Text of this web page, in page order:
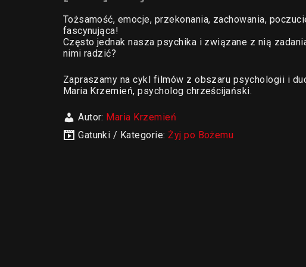
Tożsamość, emocje, przekonania, zachowania,
fascynująca!
Często jednak nasza psychika i związane z nią
nimi radzić?
Zapraszamy na cykl filmów z obszaru psychologii i
Maria Krzemień, psycholog chrześcijański.
Autor: Maria Krzemień
Gatunki / Kategorie:Żyj po Bożemu